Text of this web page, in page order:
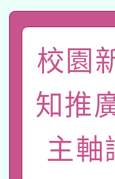
礎課程
A3數
「數
pilot」
有關
薪期間
轉知經
業技
115
桃園
2026
校園
知推
主軸